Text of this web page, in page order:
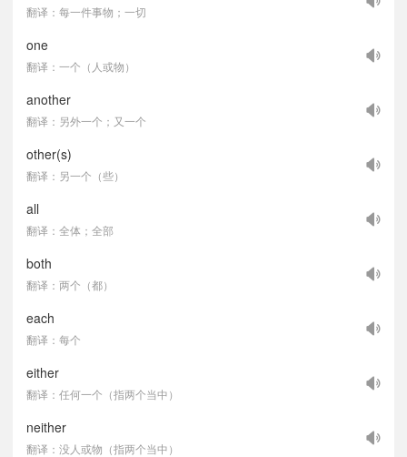
翻译：每一件事物；一切
one
翻译：一个（人或物）
another
翻译：另外一个；又一个
other(s)
翻译：另一个（些）
all
翻译：全体；全部
both
翻译：两个（都）
each
翻译：每个
either
翻译：任何一个（指两个当中）
neither
翻译：没人或物（指两个当中）